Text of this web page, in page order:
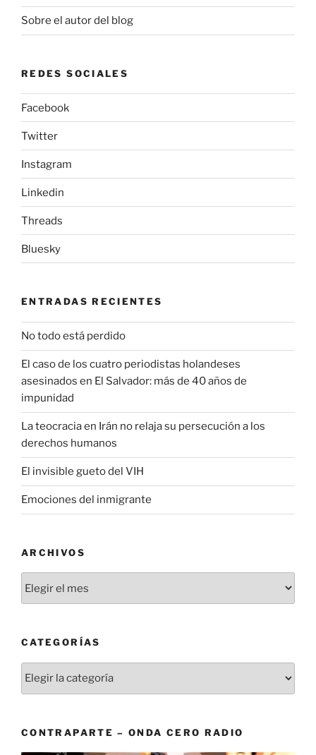
Sobre el autor del blog
REDES SOCIALES
Facebook
Twitter
Instagram
Linkedin
Threads
Bluesky
ENTRADAS RECIENTES
No todo está perdido
El caso de los cuatro periodistas holandeses
asesinados en El Salvador: más de 40 años de
impunidad
La teocracia en Irán no relaja su persecución a los
derechos humanos
El invisible gueto del VIH
Emociones del inmigrante
ARCHIVOS
CATEGORÍAS
CONTRAPARTE – ONDA CERO RADIO